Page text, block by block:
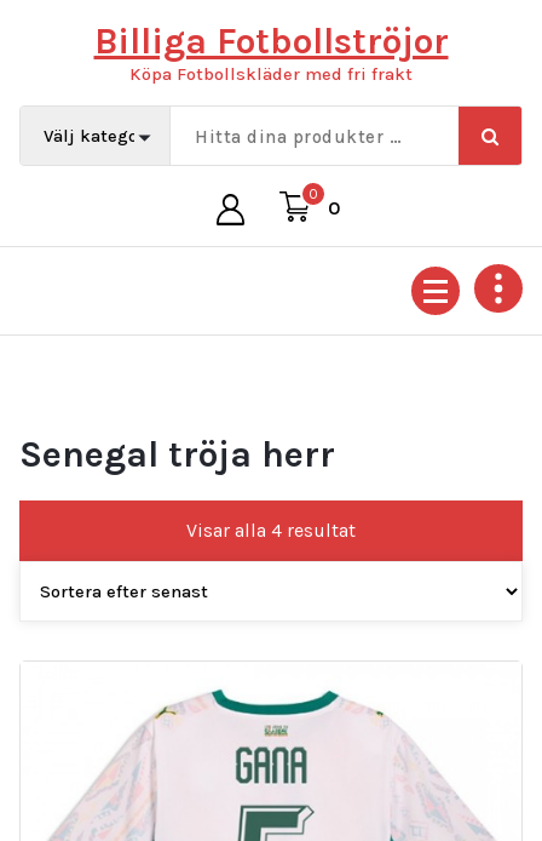
Billiga Fotbollströjor
Köpa Fotbollskläder med fri frakt
0
0
Senegal tröja herr
Visar alla 4 resultatSortera
efter